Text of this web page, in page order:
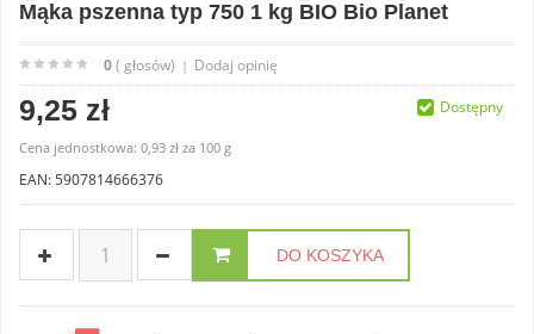
Mąka pszenna typ 750 1 kg BIO Bio Planet
0( głosów) | Dodaj opinię
9,25 zł
Cena jednostkowa: 0,93 zł za 100 g
EAN: 5907814666376
DO KOSZYKA
Dostępny